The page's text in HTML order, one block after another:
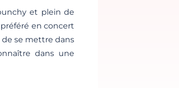
et plein de
en concert
de se mettre dans
dans une